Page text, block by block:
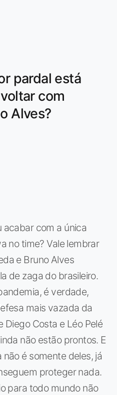
pardal está
com
Alves?
acabar com a única
no time? Vale lembrar
e Bruno Alves
de zaga do brasileiro.
é verdade,
mais vazada da
Diego Costa e Léo Pelé
não estão prontos. E
é somente deles, já
proteger nada.
para todo mundo não